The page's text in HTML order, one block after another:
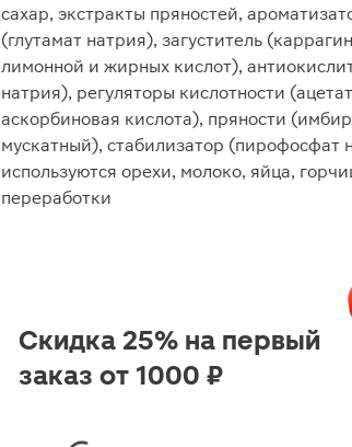
сахар, экстракты пряностей,
(глутамат натрия), загуститель
лимонной и жирных кислот),
натрия), регуляторы кислотности
аскорбиновая кислота), пряности
мускатный), стабилизатор (пирофосфат
используются орехи, молоко, яйца,
переработки
Скидка 25% на первый
заказ от 1000 ₽